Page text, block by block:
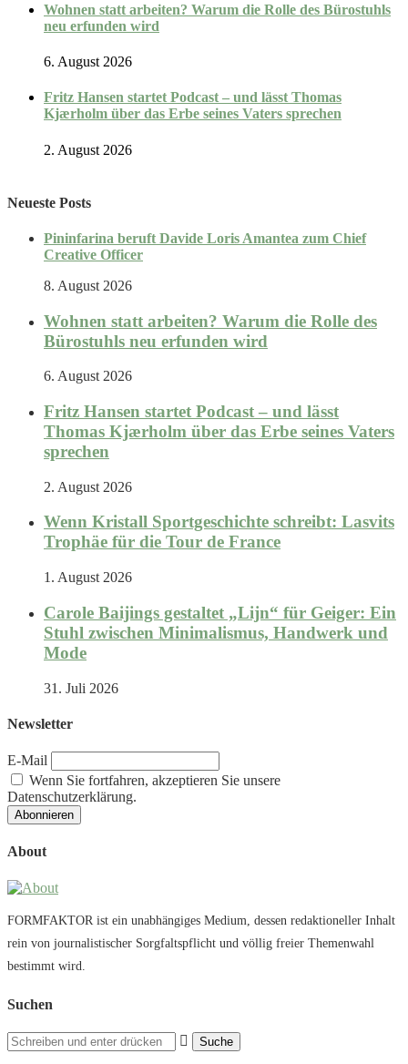
Wohnen statt arbeiten? Warum die Rolle des Bürostuhls
neu erfunden wird
6. August 2026
Fritz Hansen startet Podcast – und lässt Thomas
Kjærholm über das Erbe seines Vaters sprechen
2. August 2026
Neueste Posts
Pininfarina beruft Davide Loris Amantea zum Chief
Creative Officer
8. August 2026
Wohnen statt arbeiten? Warum die Rolle des
Bürostuhls neu erfunden wird
6. August 2026
Fritz Hansen startet Podcast – und lässt
Thomas Kjærholm über das Erbe seines Vaters
sprechen
2. August 2026
Wenn Kristall Sportgeschichte schreibt: Lasvits
Trophäe für die Tour de France
1. August 2026
Carole Baijings gestaltet „Lijn“ für Geiger: Ein
Stuhl zwischen Minimalismus, Handwerk und
Mode
31. Juli 2026
Newsletter
E-Mail
Wenn Sie fortfahren, akzeptieren Sie unsere
Datenschutzerklärung.
About
FORMFAKTOR ist ein unabhängiges Medium, dessen redaktioneller Inhalt
rein von journalistischer Sorgfaltspflicht und völlig freier Themenwahl
bestimmt wird.
Suchen
Suche